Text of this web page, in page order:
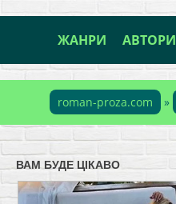
ЖАНРИ АВТОРИ
roman-proza.com »